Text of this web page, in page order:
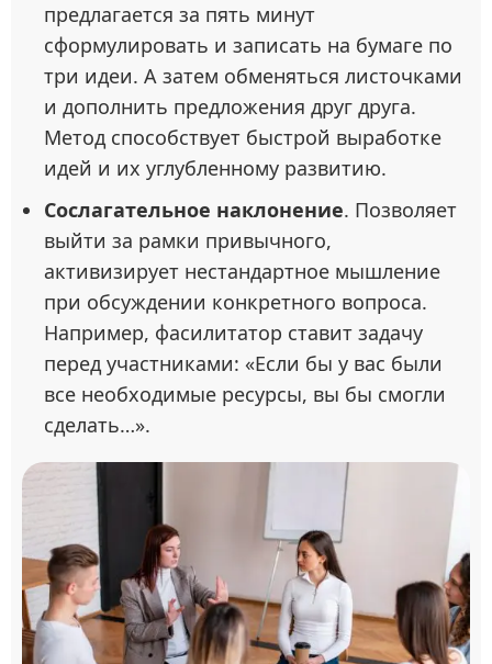
предлагается за пять минут
сформулировать и записать на бумаге по
три идеи. А затем обменяться листочками
и дополнить предложения друг друга.
Метод способствует быстрой выработке
идей и их углубленному развитию.
Сослагательное наклонение. Позволяет
выйти за рамки привычного,
активизирует нестандартное мышление
при обсуждении конкретного вопроса.
Например, фасилитатор ставит задачу
перед участниками: «Если бы у вас были
все необходимые ресурсы, вы бы смогли
сделать…».